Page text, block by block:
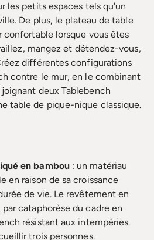
les petits espaces tels qu'un
De plus, le plateau de table
confortable lorsque vous êtes
mangez et détendez-vous,
différentes configurations
contre le mur, en le combinant
deux Tablebench
table de pique-nique classique.
en bambou: un matériau
en raison de sa croissance
de vie. Le revêtement en
cataphorèse du cadre en
résistant aux intempéries.
trois personnes.